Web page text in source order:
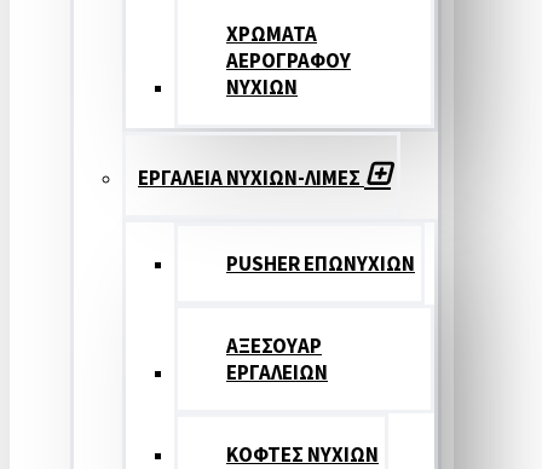
ΧΡΩΜΑΤΑ
ΑΕΡΟΓΡΑΦΟΥ
ΝΥΧΙΩΝ
ΕΡΓΑΛΕΙΑ ΝΥΧΙΩΝ-ΛΙΜΕΣ
PUSHER ΕΠΩΝΥΧΙΩΝ
ΑΞΕΣΟΥΑΡ
ΕΡΓΑΛΕΙΩΝ
ΚΟΦΤΕΣ ΝΥΧΙΩΝ